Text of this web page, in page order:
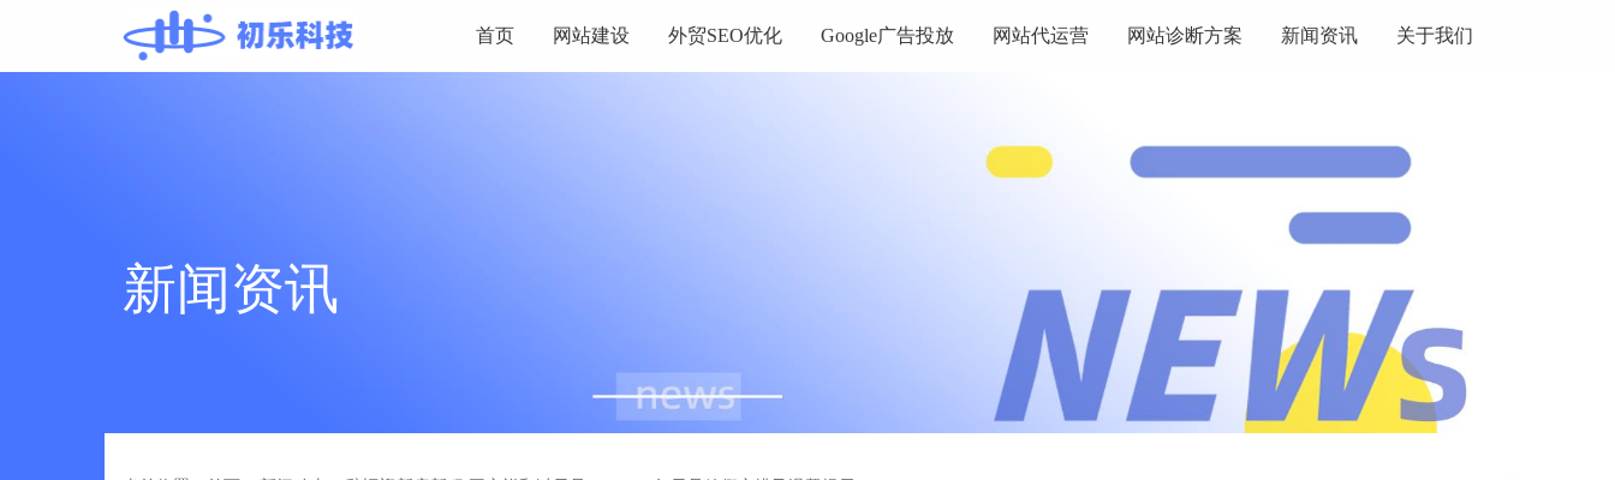
首页 网站建设 外贸SEO优化 Google广告投放 网站代运营 网站诊断方案 新闻资讯 关于我们
新闻资讯